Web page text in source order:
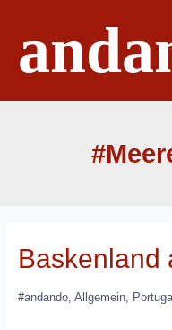
springen
Baskenland
#andando, Allgemein,